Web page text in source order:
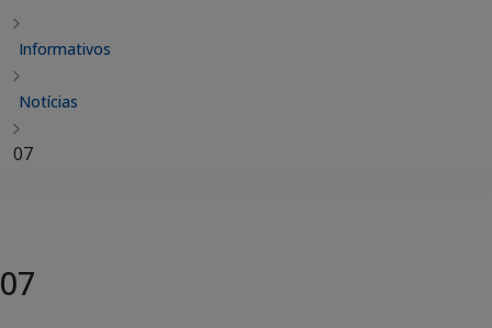
Informativos
Notícias
07
07